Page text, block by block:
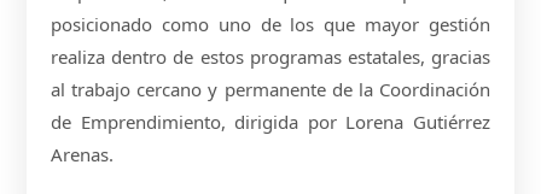
posicionado como uno de los que mayor gestión
realiza dentro de estos programas estatales, gracias
al trabajo cercano y permanente de la Coordinación
de Emprendimiento, dirigida por Lorena Gutiérrez
Arenas.